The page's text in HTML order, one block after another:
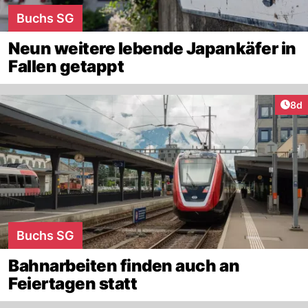
Buchs SG
Neun weitere lebende Japankäfer in
Fallen getappt
8d
Buchs SG
Bahnarbeiten finden auch an
Feiertagen statt